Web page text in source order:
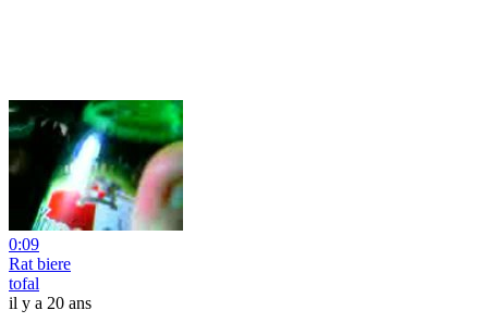
0:09
Rat biere
tofal
il y a 20 ans